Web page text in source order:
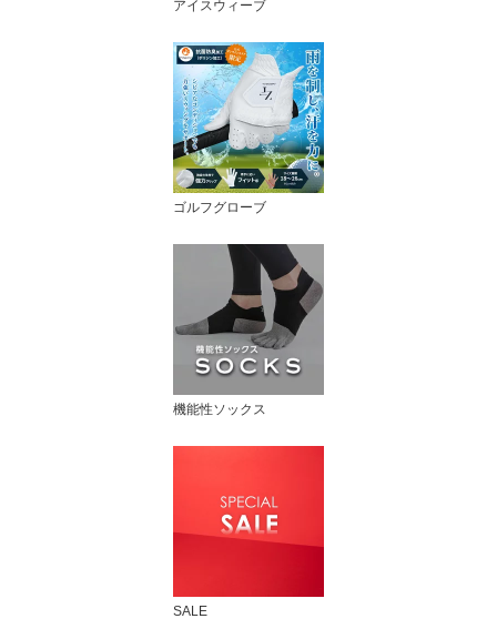
アイスウィーブ
ゴルフグローブ
機能性ソックス
SALE